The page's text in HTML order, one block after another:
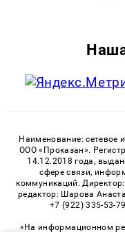
Наименование: сетевое
ООО «Проказан».
14.12.2018 года,
сфере связи,
коммуникаций.
редактор: Шарова
+7 (922) 335-53-
«На информационном